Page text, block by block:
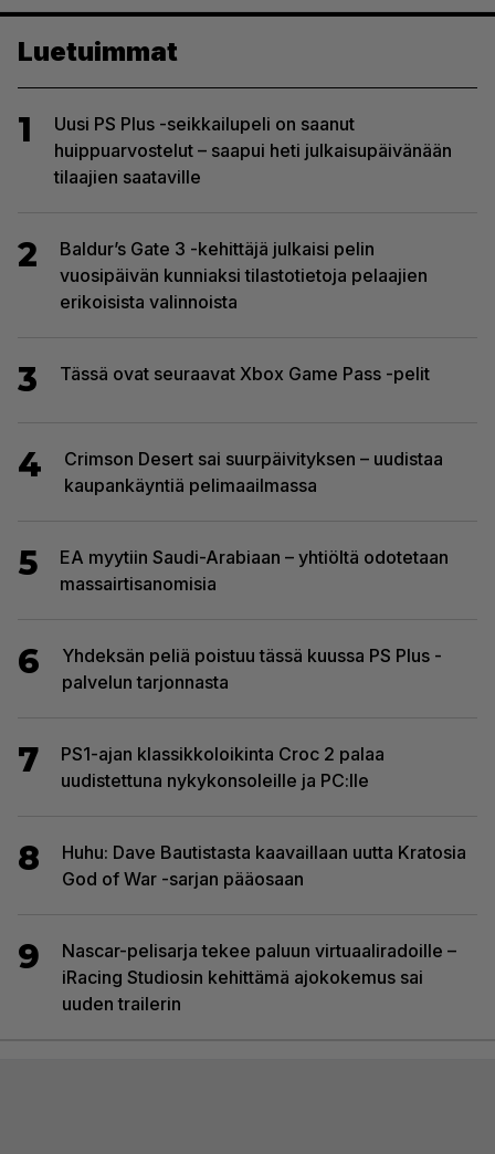
Luetuimmat
1
Uusi PS Plus -seikkailupeli on saanut
huippuarvostelut – saapui heti julkaisupäivänään
tilaajien saataville
2
Baldur’s Gate 3 -kehittäjä julkaisi pelin
vuosipäivän kunniaksi tilastotietoja pelaajien
erikoisista valinnoista
3 Tässä ovat seuraavat Xbox Game Pass -pelit
4
Crimson Desert sai suurpäivityksen – uudistaa
kaupankäyntiä pelimaailmassa
5
EA myytiin Saudi-Arabiaan – yhtiöltä odotetaan
massairtisanomisia
6
Yhdeksän peliä poistuu tässä kuussa PS Plus -
palvelun tarjonnasta
7
PS1-ajan klassikkoloikinta Croc 2 palaa
uudistettuna nykykonsoleille ja PC:lle
8
Huhu: Dave Bautistasta kaavaillaan uutta Kratosia
God of War -sarjan pääosaan
9
Nascar-pelisarja tekee paluun virtuaaliradoille –
iRacing Studiosin kehittämä ajokokemus sai
uuden trailerin